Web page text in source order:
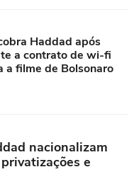
Haddad após
a contrato de wi-fi
a filme de Bolsonaro
nacionalizam
e